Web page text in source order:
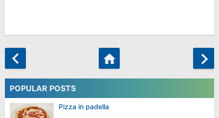
POPULAR POSTS
Pizza in padella